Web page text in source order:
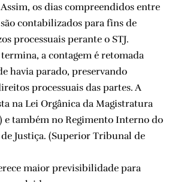
os dias compreendidos entre
são contabilizados para fins de
processuais perante o STJ.
a contagem é retomada
havia parado, preservando
processuais das partes. A
na Lei Orgânica da Magistratura
e também no Regimento Interno do
Justiça. (Superior Tribunal de
maior previsibilidade para